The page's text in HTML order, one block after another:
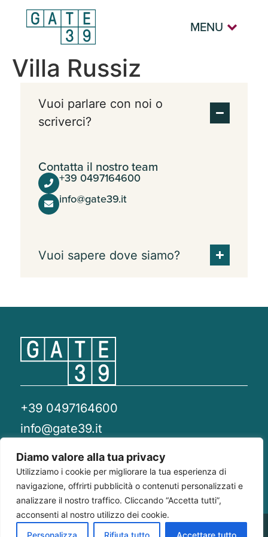
Diamo valore alla tua privacy
Utilizziamo i cookie per migliorare la tua esperienza di
navigazione, offrirti pubblicità o contenuti personalizzati e
analizzare il nostro traffico. Cliccando “Accetta tutti”,
acconsenti al nostro utilizzo dei cookie.
Personalizza
Rifiuta tutto Accettare tutto
MENU
Villa Russiz
Vuoi parlare con noi o
scriverci?
Contatta il nostro team
+39 0497164600
info@gate39.it
Vuoi sapere dove siamo?
+39 0497164600
info@gate39.it
gate39@pec.it
Privacy Policy Whistleblowing Compliance 231
Gate 39 Largo Francesco Richini, 2/A 20122 P.Iva/CF